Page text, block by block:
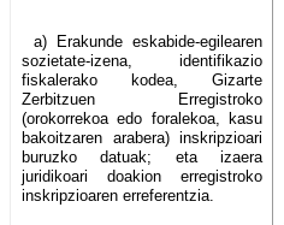
a) Erakunde eskabide-egilearen
sozietate-izena, identifikazio
fiskalerako kodea, Gizarte
Zerbitzuen Erregistroko
(orokorrekoa edo foralekoa, kasu
bakoitzaren arabera) inskripzioari
buruzko datuak; eta izaera
juridikoari doakion erregistroko
inskripzioaren erreferentzia.